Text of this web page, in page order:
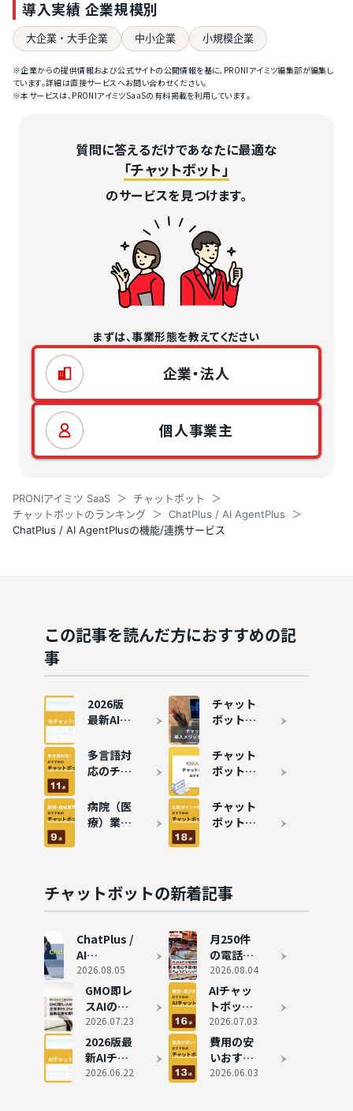
導入実績 企業規模別
大企業・大手企業 中小企業 小規模企業
※企業からの提供情報および公式サイトの公開情報を基に、PRONIアイミツ編集部が編集し
ています。詳細は直接サービスへお問い合わせください。
※本サービスは、PRONIアイミツSaaSの有料掲載を利用しています。
質問に答えるだけであなたに最適な
「チャットボット」
のサービスを見つけます。
まずは、事業形態を教えてください
企業・法人
個人事業主
PRONIアイミツ SaaS
チャットボット
チャットボットのランキング
ChatPlus / AI AgentPlus
ChatPlus / AI AgentPlusの機能/連携サービス
この記事を読んだ方におすすめの記
事
2026版
最新AIチ
ットカオ
スマップ
社内・横
断で徹底
整理
チャット
ボットと
メリッ
ト・デメ
リットや
しく解説
多言語対
応のチャ
トおすす
め11選！
成功事例
チャット
ボットの
は？料金
比較でお
すすめ13
病院（医
療）業界
すすめ9
選
チャット
ボットお
種類ごと
に紹介
チャットボットの新着記事
ChatPlus /
AI
AgentPlus
の評判と実
態
2026.08.05
月250件
の電話問
い合わせ
がゼロ
に。本音
の予算相
談で見つ
けた、ち
ょうどい
いバラン
2026.08.04
GMO即レ
スAIの評
判を独自
取材｜月
1,620時
間削減を
2026.07.23
AIチャッ
トボット
のおすす
め16選を
徹底比
較！
2026.07.03
2026版最
新AIチャ
ットボッ
2026.06.22
費用の安
いおすす
めチャッ
2026.06.03